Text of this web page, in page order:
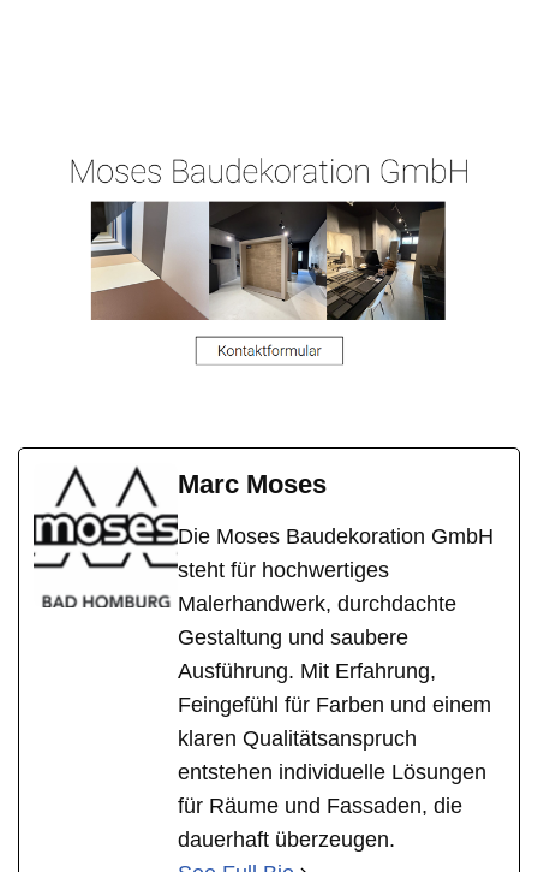
Marc Moses
Die Moses Baudekoration GmbH
steht für hochwertiges
Malerhandwerk, durchdachte
Gestaltung und saubere
Ausführung. Mit Erfahrung,
Feingefühl für Farben und einem
klaren Qualitätsanspruch
entstehen individuelle Lösungen
für Räume und Fassaden, die
dauerhaft überzeugen.